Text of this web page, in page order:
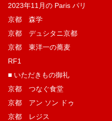
2023年11月の Paris パリ
京都 森学
京都 デュシタニ京都
京都 東洋一の蕎麦
RF1
■ いただきもの御礼
京都 つなぐ食堂
京都 アン ソン ドゥ
京都 レジス